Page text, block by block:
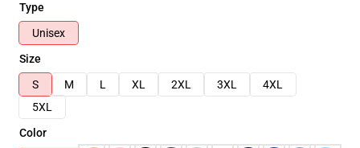
Type
Unisex
Size
S
M L XL 2XL 3XL
4XL
5XL
Color